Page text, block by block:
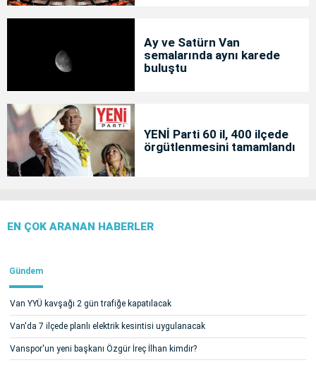
Ay ve Satürn Van
semalarında aynı karede
buluştu
YENİ Parti 60 il, 400 ilçede
örgütlenmesini tamamlandı
EN ÇOK ARANAN HABERLER
Gündem
Van YYÜ kavşağı 2 gün trafiğe kapatılacak
Van'da 7 ilçede planlı elektrik kesintisi uygulanacak
Vanspor'un yeni başkanı Özgür İreç İlhan kimdir?